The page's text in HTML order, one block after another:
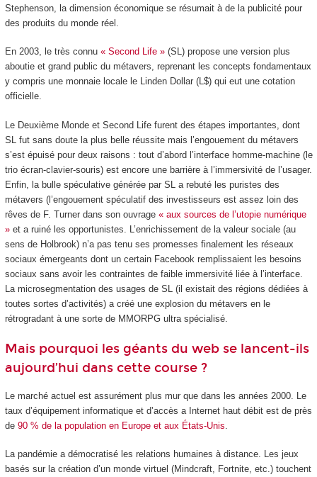
Stephenson, la dimension économique se résumait à de la publicité pour
des produits du monde réel.
En 2003, le très connu « Second Life »(SL) propose une version plus
aboutie et grand public du métavers, reprenant les concepts fondamentaux
y compris une monnaie locale le Linden Dollar (L$) qui eut une cotation
officielle.
Le Deuxième Monde et Second Life furent des étapes importantes, dont
SL fut sans doute la plus belle réussite mais l’engouement du métavers
s’est épuisé pour deux raisons : tout d’abord l’interface homme-machine (le
trio écran-clavier-souris) est encore une barrière à l’immersivité de l’usager.
Enfin, la bulle spéculative générée par SL a rebuté les puristes des
métavers (l’engouement spéculatif des investisseurs est assez loin des
rêves de F. Turner dans son ouvrage « aux sources de l’utopie numérique
»et a ruiné les opportunistes. L’enrichissement de la valeur sociale (au
sens de Holbrook) n’a pas tenu ses promesses finalement les réseaux
sociaux émergeants dont un certain Facebook remplissaient les besoins
sociaux sans avoir les contraintes de faible immersivité liée à l’interface.
La microsegmentation des usages de SL (il existait des régions dédiées à
toutes sortes d’activités) a créé une explosion du métavers en le
rétrogradant à une sorte de MMORPG ultra spécialisé.
Mais pourquoi les géants du web se lancent-ils
aujourd’hui dans cette course ?
Le marché actuel est assurément plus mur que dans les années 2000. Le
taux d’équipement informatique et d’accès a Internet haut débit est de près
de 90 % de la population en Europe et aux États-Unis
La pandémie a démocratisé les relations humaines à distance. Les jeux
basés sur la création d’un monde virtuel (Mindcraft, Fortnite, etc.) touchent